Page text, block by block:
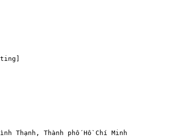
Thạnh, Thành phố Hồ Chí Minh